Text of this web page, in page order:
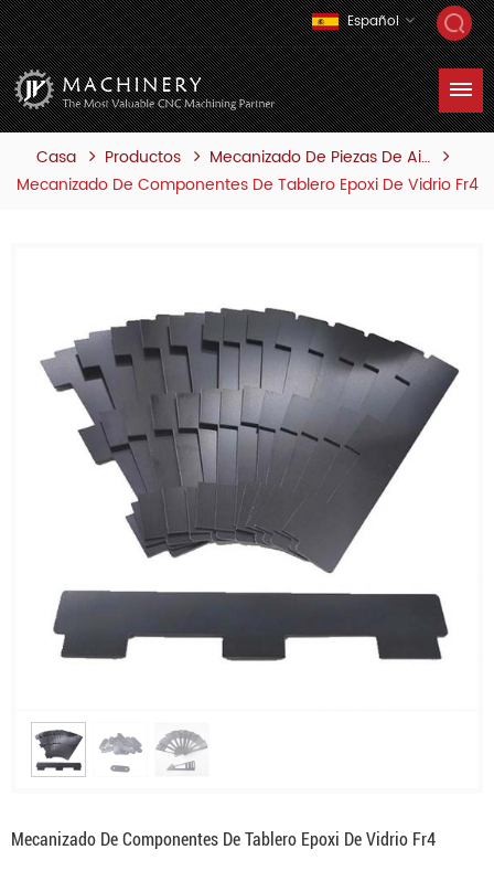
Español
Casa Productos
Mecanizado De Piezas De Aislamiento
Mecanizado De Componentes De Tablero Epoxi De Vidrio Fr4
Mecanizado De Componentes De Tablero Epoxi De Vidrio Fr4